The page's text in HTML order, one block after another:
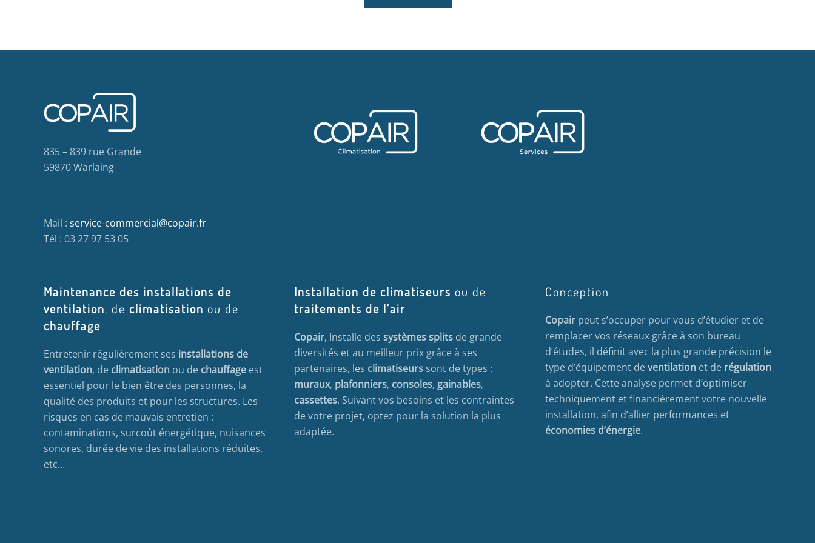
835 – 839 rue Grande
59870 Warlaing
Mail : service-commercial@copair.fr
Tél : 03 27 97 53 05
Maintenance des installations de
ventilation, de climatisation ou de
chauffage
Entretenir régulièrement ses installations de
ventilation, de climatisation ou de chauffage est
essentiel pour le bien être des personnes, la
qualité des produits et pour les structures. Les
risques en cas de mauvais entretien :
contaminations, surcoût énergétique, nuisances
sonores, durée de vie des installations réduites,
etc…
Installation de climatiseurs ou de
traitements de l'air
Copair, Installe des systèmes splits de grande
diversités et au meilleur prix grâce à ses
partenaires, les climatiseurs sont de types :
muraux, plafonniers, consoles, gainables,
cassettes. Suivant vos besoins et les contraintes
de votre projet, optez pour la solution la plus
adaptée.
Conception
Copairpeut s’occuper pour vous d’étudier et de
remplacer vos réseaux grâce à son bureau
d’études, il définit avec la plus grande précision le
type d’équipement deventilationet de régulation
à adopter. Cette analyse permet d’optimiser
techniquement et financièrement votre nouvelle
installation, afin d’allier performances et
économies d’énergie.